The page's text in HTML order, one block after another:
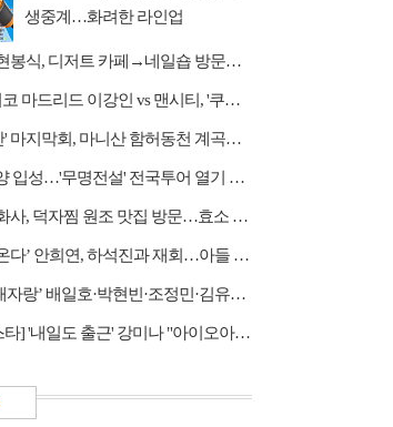
생중계…화려한 라인업
'미우새' 현봉식, 디저트 카페→네일숍 방문…뼈족발 맛...
아틀레티코 마드리드 이강인 vs 맨시티, '쿠플 시리즈'...
'최우수산' 마지막회, 마니산 함허동천 계곡→참성단 등반
성리, 고양 입성…'무명전설' 전국투어 열기 지속
'미우새' 화사, 덕자찜 원조 맛집 방문…효소 찜질방 체험
‘사랑이 온다’ 안희연, 하석진과 재회…아들 비밀 밝혀...
‘전국노래자랑’ 배일호·박현빈·조정민·김유라·미스김, ...
[비즈 스타] '내일도 출근' 강미나 "아이오아이 불화설...